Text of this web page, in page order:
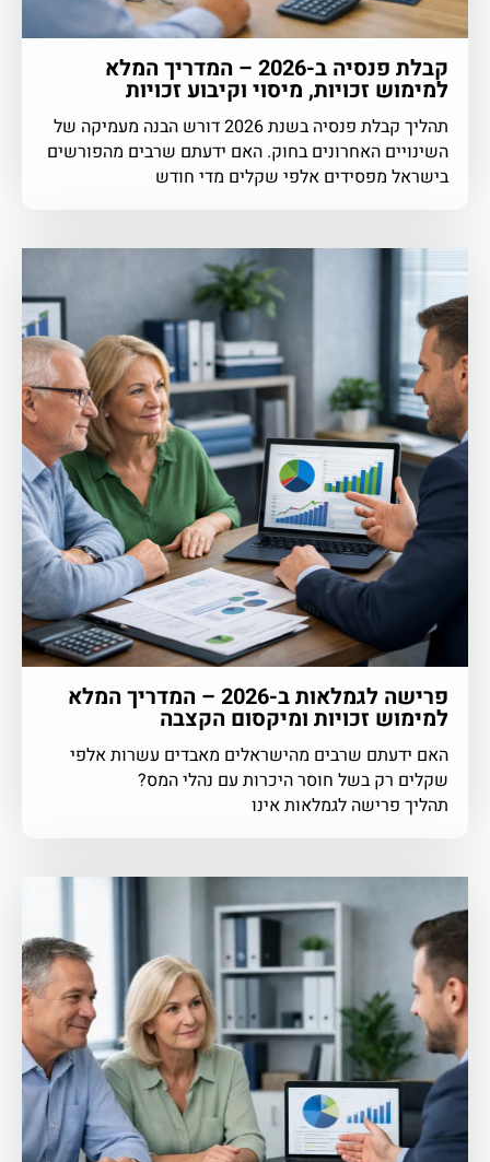
קבלת פנסיה ב-2026 – המדריך המלא
למימוש זכויות, מיסוי וקיבוע זכויות
תהליך קבלת פנסיה בשנת 2026 דורש הבנה מעמיקה של
השינויים האחרונים בחוק. האם ידעתם שרבים מהפורשים
בישראל מפסידים אלפי שקלים מדי חודש
פרישה לגמלאות ב-2026 – המדריך המלא
למימוש זכויות ומיקסום הקצבה
האם ידעתם שרבים מהישראלים מאבדים עשרות אלפי
שקלים רק בשל חוסר היכרות עם נהלי המס?
תהליך פרישה לגמלאות אינו